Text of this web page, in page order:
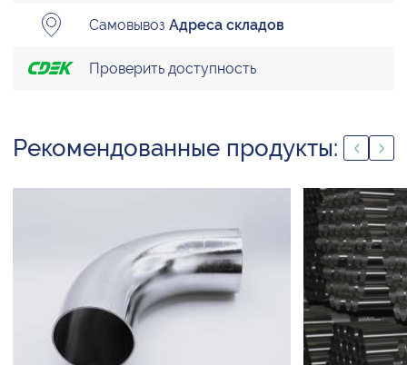
Самовывоз Адреса складов
Проверить доступность
Рекомендованные продукты: